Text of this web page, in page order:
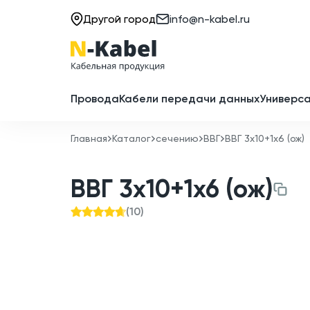
Другой город info@n-kabel.ru
ПроводаКабели передачи данных
Главная Каталог сечению ВВГ ВВГ 3х10+1х6 (ож)
ВВГ 3х10+1х6 (ож)
(10)